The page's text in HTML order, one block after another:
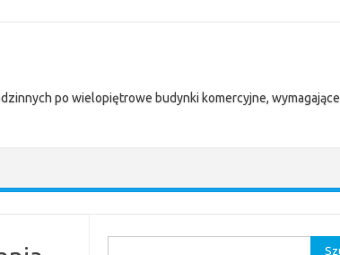
po wielopiętrowe budynki komercyjne, wymagające